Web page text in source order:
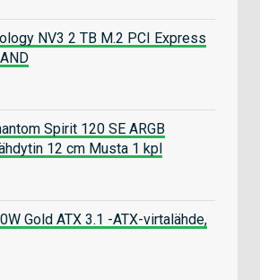
NV3 2 TB M.2 PCI Express
Spirit 120 SE ARGB
12 cm Musta 1 kpl
Gold ATX 3.1 -ATX-virtalähde,